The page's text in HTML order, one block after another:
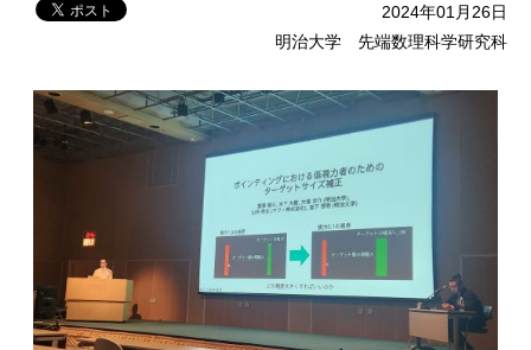
2024年01月26日
明治大学 先端数理科学研究科